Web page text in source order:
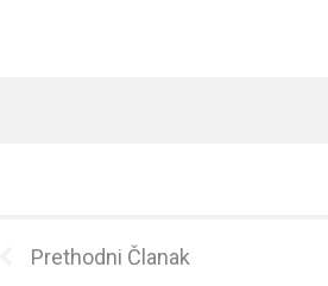
Prethodni Članak